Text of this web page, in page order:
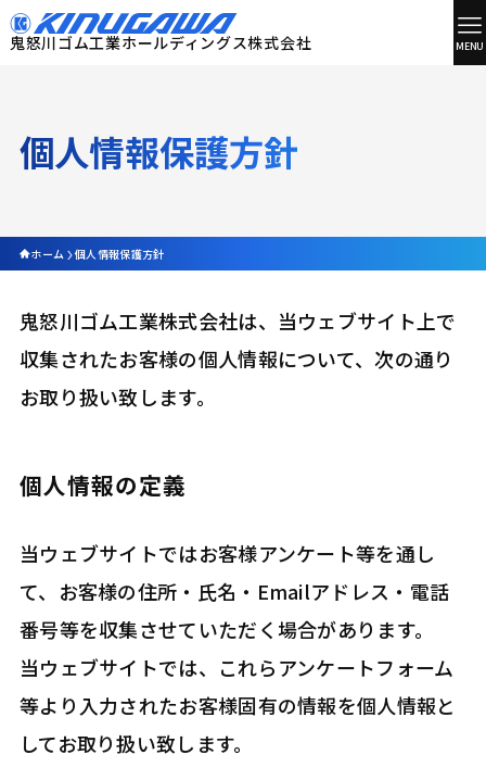
MENU
個人情報保護方針
ホーム 個人情報保護方針
鬼怒川ゴム工業株式会社は、当ウェブサイト上で
収集されたお客様の個人情報について、次の通り
お取り扱い致します。
個人情報の定義
当ウェブサイトではお客様アンケート等を通し
て、お客様の住所・氏名・Emailアドレス・電話
番号等を収集させていただく場合があります。
当ウェブサイトでは、これらアンケートフォーム
等より入力されたお客様固有の情報を個人情報と
してお取り扱い致します。